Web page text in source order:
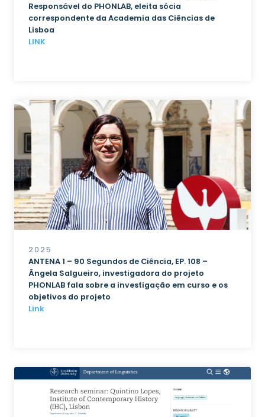
Responsável do PHONLAB, eleita sócia
correspondente da Academia das Ciências de
Lisboa
LINK
2025
ANTENA 1 – 90 Segundos de Ciência, EP. 108 –
Ângela Salgueiro, investigadora do projeto
PHONLAB fala sobre a investigação em curso e os
objetivos do projeto
Link